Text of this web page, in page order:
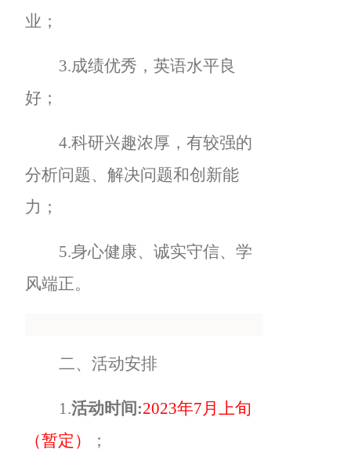
业；
3.成绩优秀，英语水平良
好；
4.科研兴趣浓厚，有较强的
分析问题、解决问题和创新能
力；
5.身心健康、诚实守信、学
风端正。
二、活动安排
1.活动时间:2023年7月上旬
（暂定）
；